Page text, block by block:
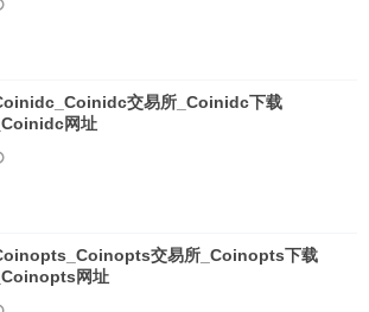
交易所_Coinidc下载
_Coinidc网址
交易所_Coinopts下载
_Coinopts网址